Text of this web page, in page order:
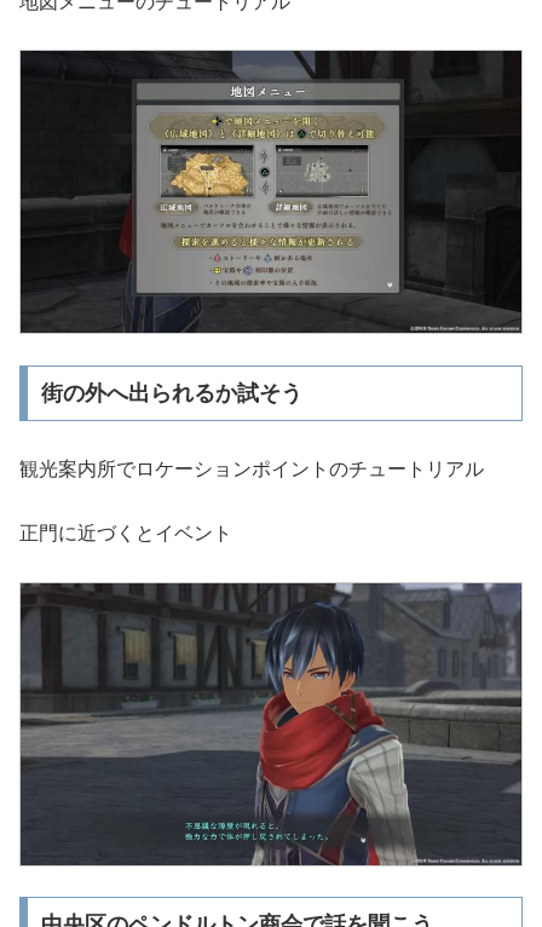
街の外へ出られるか試そう
観光案内所でロケーションポイントのチュートリアル
正門に近づくとイベント